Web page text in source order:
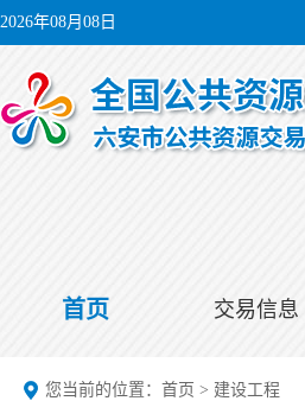
2026年08月08日
首页 交易信息
您当前的位置： 首页 > 建设工程